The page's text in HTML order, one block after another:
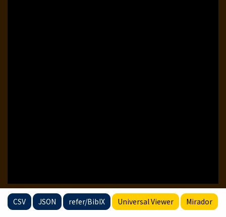
CSV JSON refer/BibIX Universal Viewer Mirador